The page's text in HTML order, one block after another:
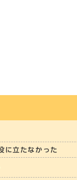
に立たなかった